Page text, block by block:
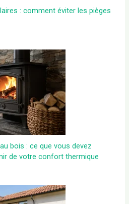
: comment éviter les pièges
bois : ce que vous devez
de votre confort thermique